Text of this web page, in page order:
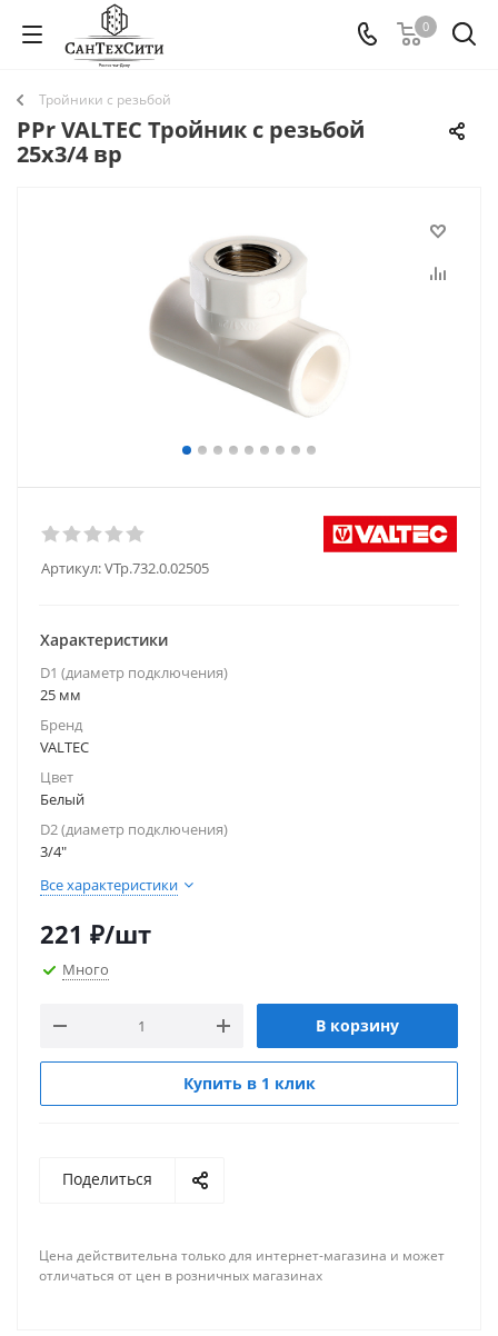
0
Тройники с резьбой
PPr VALTEC Тройник c резьбой
25х3/4 вр
Артикул:VTp.732.0.02505
Характеристики
D1 (диаметр подключения)
25 мм
Бренд
VALTEC
Цвет
Белый
D2 (диаметр подключения)
3/4"
Все характеристики
221 ₽/шт
Много
В корзину
Купить в 1 клик
Поделиться
Цена действительна только для интернет-магазина и может
отличаться от цен в розничных магазинах